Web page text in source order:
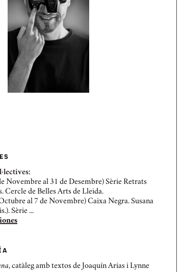
Novembre al 31 de Desembre) Sèrie Retrats
Cercle de Belles Arts de Lleida.
al 7 de Novembre) Caixa Negra. Susana
Sèrie ...
, catàleg amb textos de Joaquín Arias i Lynne